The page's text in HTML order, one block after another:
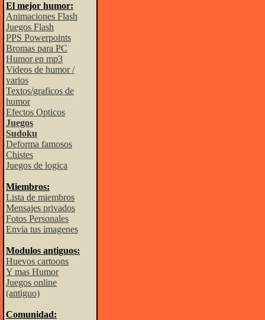
El mejor humor:
Animaciones Flash
Juegos Flash
PPS Powerpoints
Bromas para PC
Humor en mp3
Videos de humor /
varios
Textos/graficos de
humor
Efectos Opticos
Juegos
Sudoku
Deforma famosos
Chistes
Juegos de logica
Miembros:
Lista de miembros
Mensajes privados
Fotos Personales
Envia tus imagenes
Modulos antiguos:
Huevos cartoons
Y mas Humor
Juegos online
(antiguo)
Comunidad: